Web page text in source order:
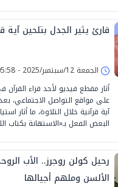
قارئ يثير الجدل بتلحين آية
الجمعة 12/سبتمبر/2025 - 05:58 م
أثار مقطع فيديو لأحد قراء
على مواقع التواصل الاجتماعي،
آية قرآنية خلال التلاوة، ما أثار
البعض الفعل بـ«الاستهانة بكتاب
رحيل كولن روجرز.. الأب
الألسن وملهم أجيالها